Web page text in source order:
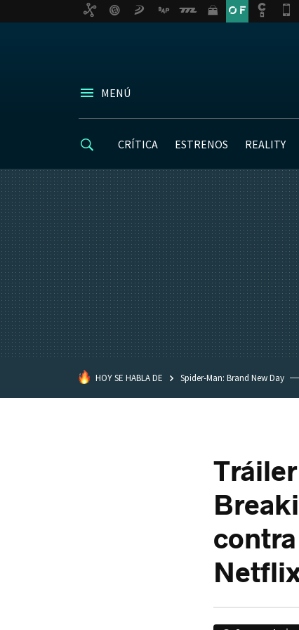
MENÚ
CRÍTICA ESTRENOS REALITY
HOY SE HABLA DE Spider-Man: Brand New Day